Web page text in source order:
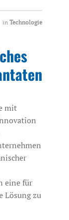
in Technologie
mit
eine für
Lösung zu